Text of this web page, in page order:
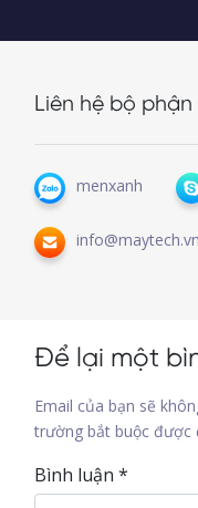
Liên hệ bộ
menxanh
info@maytech.vn
Để lại một
Email của bạn sẽ
trường bắt buộc
Bình luận*